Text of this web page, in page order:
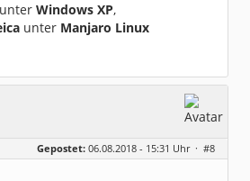
unter Windows XP,
unter Manjaro Linux
Gepostet: 06.08.2018 - 15:31 Uhr · #8